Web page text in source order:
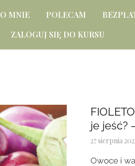
O MNIE POLECAM
ZALOGUJ SIĘ DO KURSU
je jeść?
27 sierpnia
Owoce i